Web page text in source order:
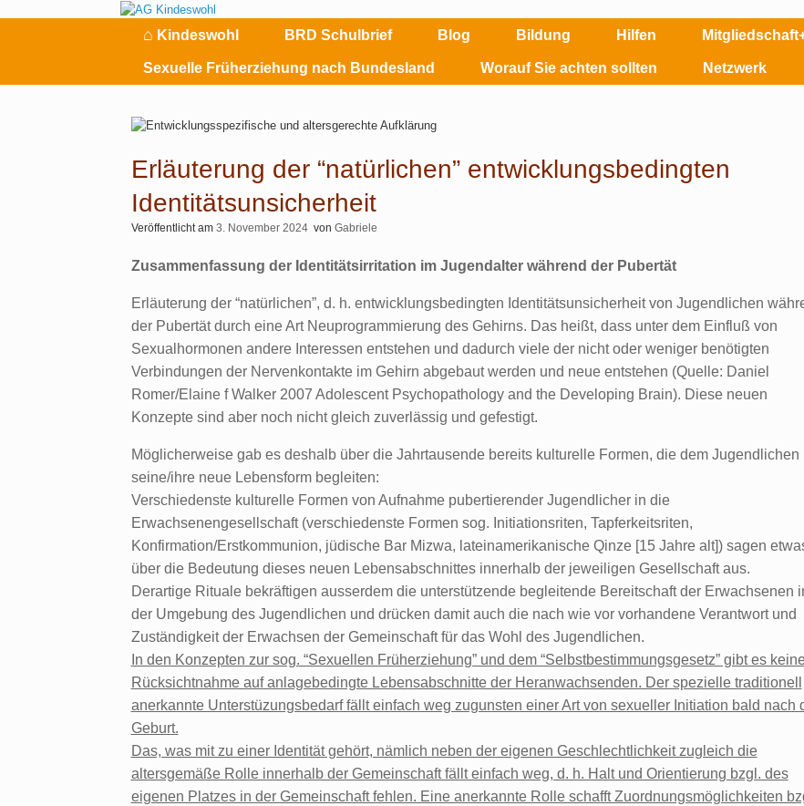
⌂ Kindeswohl BRD Schulbrief Blog Bildung Hilfen
Sexuelle Früherziehung nach Bundesland Worauf Sie achten sollten Netzwerk
Erläuterung der “natürlichen” entwicklungsbedingten
Identitätsunsicherheit
Veröffentlicht am 3. November 2024 von Gabriele
Zusammenfassung der Identitätsirritation im Jugendalter während der Pubertät
Erläuterung der “natürlichen”, d. h. entwicklungsbedingten Identitätsunsicherheit von Jugendlichen
der Pubertät durch eine Art Neuprogrammierung des Gehirns. Das heißt, dass unter dem Einfluß von
Sexualhormonen andere Interessen entstehen und dadurch viele der nicht oder weniger benötigten
Verbindungen der Nervenkontakte im Gehirn abgebaut werden und neue entstehen (Quelle: Daniel
Romer/Elaine f Walker 2007 Adolescent Psychopathology and the Developing Brain). Diese neuen
Konzepte sind aber noch nicht gleich zuverlässig und gefestigt.
Möglicherweise gab es deshalb über die Jahrtausende bereits kulturelle Formen, die dem Jugendlichen
seine/ihre neue Lebensform begleiten:
Verschiedenste kulturelle Formen von Aufnahme pubertierender Jugendlicher in die
Erwachsenengesellschaft (verschiedenste Formen sog. Initiationsriten, Tapferkeitsriten,
Konfirmation/Erstkommunion, jüdische Bar Mizwa, lateinamerikanische Qinze [15 Jahre alt]) sagen
über die Bedeutung dieses neuen Lebensabschnittes innerhalb der jeweiligen Gesellschaft aus.
Derartige Rituale bekräftigen ausserdem die unterstützende begleitende Bereitschaft der Erwachsenen
der Umgebung des Jugendlichen und drücken damit auch die nach wie vor vorhandene Verantwort und
Zuständigkeit der Erwachsen der Gemeinschaft für das Wohl des Jugendlichen.
In den Konzepten zur sog. “Sexuellen Früherziehung” und dem “Selbstbestimmungsgesetz” gibt es
Rücksichtnahme auf anlagebedingte Lebensabschnitte der Heranwachsenden. Der spezielle traditionell
anerkannte Unterstüzungsbedarf fällt einfach weg zugunsten einer Art von sexueller Initiation bald nach
Geburt.
Das, was mit zu einer Identität gehört, nämlich neben der eigenen Geschlechtlichkeit zugleich die
altersgemäße Rolle innerhalb der Gemeinschaft fällt einfach weg, d. h. Halt und Orientierung bzgl. des
eigenen Platzes in der Gemeinschaft fehlen. Eine anerkannte Rolle schafft Zuordnungsmöglichkeiten